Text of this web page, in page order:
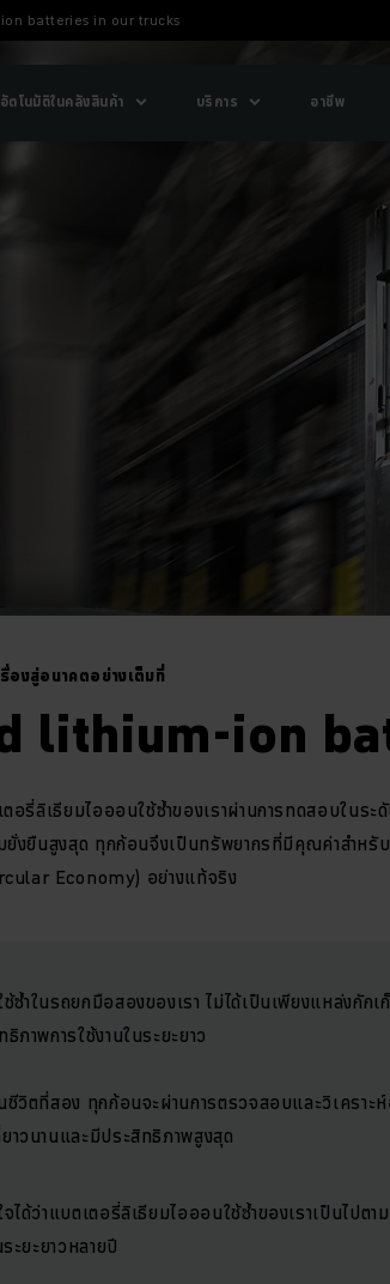
batteries in our trucks
ตโนมัติในคลังสินค้า บริการ อาชีพ
องสู่อนาคตอย่างเต็มที่
lithium-ion
อรี่ลิเธียมไอออนใช้ซ้ำของเราผ่านการทดสอบในร
ยั่งยืนสูงสุด ทุกก้อนจึงเป็นทรัพยากรที่มีคุณค่าสำห
Economy) อย่างแท้จริง
ซ้ำในรถยกมือสองของเรา ไม่ได้เป็นเพียงแหล่งกัก
ภาพการใช้งานในระยะยาว
วิตที่สอง ทุกก้อนจะผ่านการตรวจสอบและวิเคราะ
าวนานและมีประสิทธิภาพสูงสุด
ได้ว่าแบตเตอรี่ลิเธียมไอออนใช้ซ้ำของเราเป็นไปต
ะยะยาวหลายปี